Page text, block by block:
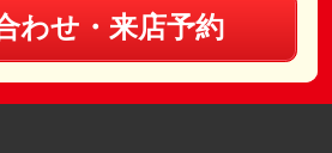
わせ・来店予約